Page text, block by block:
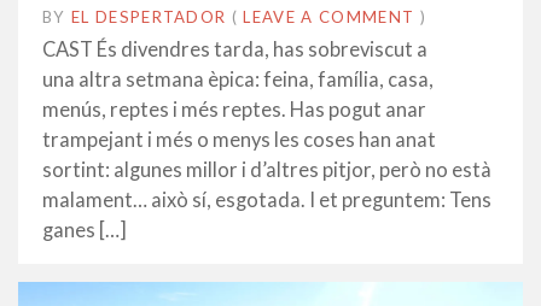
BY EL DESPERTADOR ON
10
DESEMBRE
2017
•(LEAVE A COMMENT )
CAST És divendres tarda, has sobreviscut a
una altra setmana èpica: feina, família, casa,
menús, reptes i més reptes. Has pogut anar
trampejant i més o menys les coses han anat
sortint: algunes millor i d’altres pitjor, però no està
malament… això sí, esgotada. I et preguntem: Tens
ganes […]